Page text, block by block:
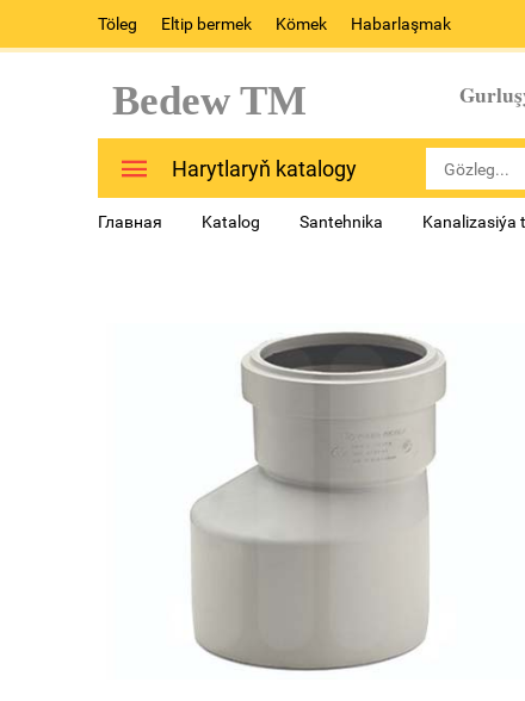
Töleg Eltip bermek Kömek Habarlaşmak
Bedew TM
Harytlaryň katalogy
Главная Katalog Santehnika Kanalizasiýa